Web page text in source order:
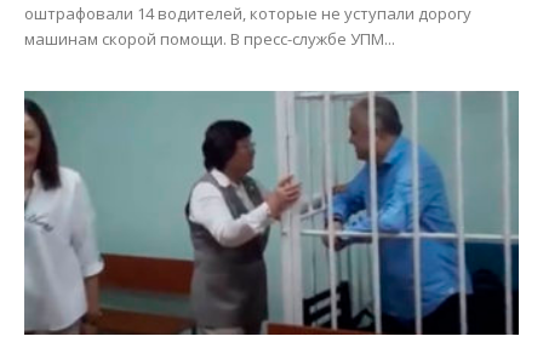
оштрафовали 14 водителей, которые не уступали дорогу
машинам скорой помощи. В пресс-службе УПМ...